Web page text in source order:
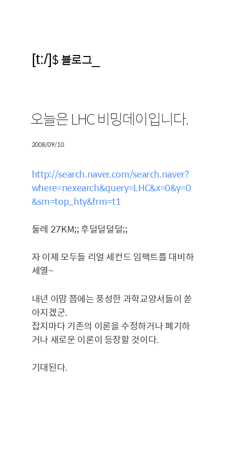
[t:/]$ 블로그
오늘은 LHC 비밍데이입니다.
2008/09/10
http://search.naver.com/search.naver?
where=nexearch&query=LHC&x=0&y=0
&sm=top_hty&frm=t1
둘레 27KM;; 후덜덜덜덜;;
자 이제 모두들 리얼 세컨드 임팩트를 대비하
세열~
내년 이맘 쯤에는 풍성한 과학교양서들이 쏟
아지겠군.
잡지마다 기존의 이론을 수정하거나 폐기하
거나 새로운 이론이 등장할 것이다.
기대된다.